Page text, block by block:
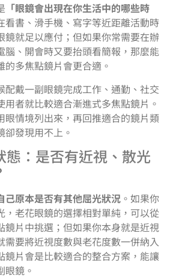
「眼鏡會出現在你生活中的哪些時
看書、滑手機、寫字等近距離活動時
鏡就足以應付；但如果你常需要在辦
腦、開會時又要抬頭看簡報，那麼能
多焦點鏡片會更合適。
配戴一副眼鏡完成工作、通勤、社交
用者就比較適合漸進式多焦點鏡片。
眼情境列出來，再回推適合的鏡片類
卻發現用不上。
態：是否有近視、散光
己原本是否有其他屈光狀況 。如果你
，老花眼鏡的選擇相對單純，可以從
鏡片中挑選；但如果你本身就是近視
需要將近視度數與老花度數一併納入
鏡片會是比較適合的整合方案，能讓
眼鏡。